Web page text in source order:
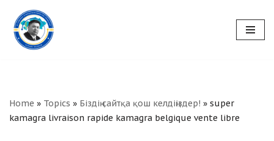
Skip
to
Home » Topics » Біздің сайтқа қош келдіңіздер! » super
kamagra livraison rapide kamagra belgique vente libre